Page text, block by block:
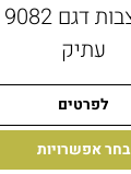
עתיק
לפרטים
בחר אפשרויות